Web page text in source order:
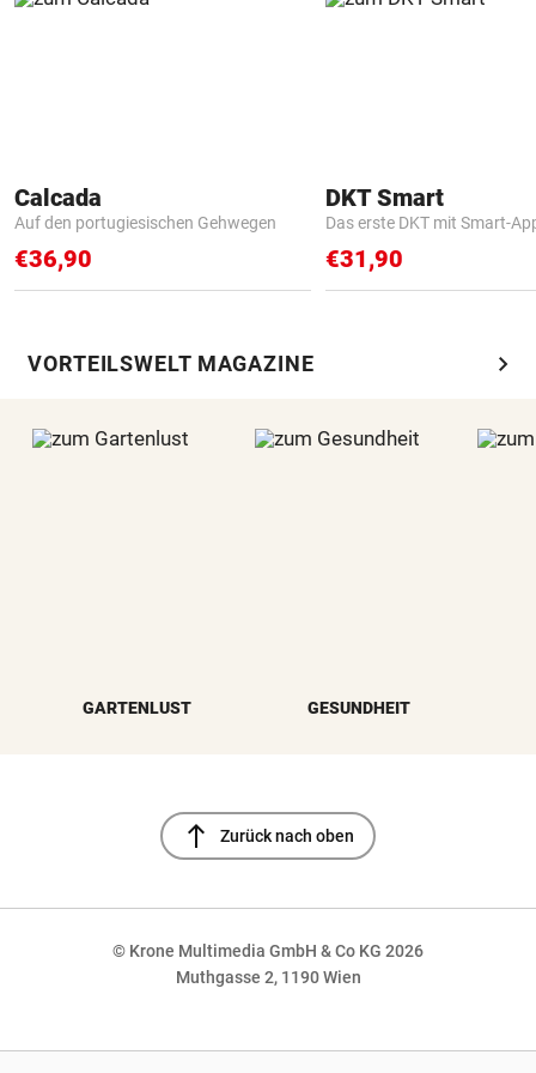
Calcada
Auf den portugiesischen Gehwegen
€36,90
DKT Smart
Das erste DKT mit Smart-
€31,90
VORTEILSWELT MAGAZINE chevron_right
GARTENLUST GESUNDHEIT
north Zurück nach oben
© Krone Multimedia GmbH & Co KG 2026
Muthgasse 2, 1190 Wien
NaN%